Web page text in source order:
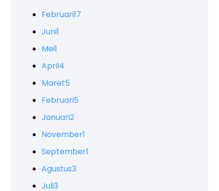
Februari17
Juni1
Mei1
April4
Maret5
Februari5
Januari2
November1
September1
Agustus3
Juli3